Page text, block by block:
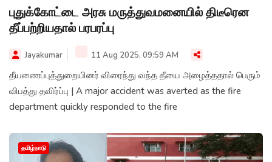
புதுக்கோட்டை அரசு மருத்துவமனையில் திடீரென
தீப்பற்றியதால் பரபரப்பு
Jayakumar 11 Aug 2025, 09:59 AM
தீயணைப்புத்துறையினர் விரைந்து வந்த தீயை அழைத்ததால் பெரும்
விபத்து தவிர்ப்பு | A major accident was averted as the fire
department quickly responded to the fire
தமிழ்நாடு